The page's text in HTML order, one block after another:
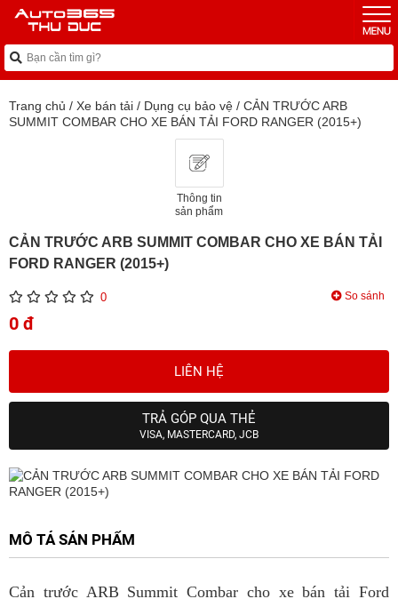
Trang chủ / Xe bán tải / Dụng cụ bảo vệ / CẢN TRƯỚC ARB
SUMMIT COMBAR CHO XE BÁN TẢI FORD RANGER (2015+)
Thông tin
sản phẩm
CẢN TRƯỚC ARB SUMMIT COMBAR CHO XE BÁN TẢI
FORD RANGER (2015+)
0 So sánh
0 đ
LIÊN HỆ
TRẢ GÓP QUA THẺ
VISA, MASTERCARD, JCB
MÔ TẢ SẢN PHẨM
Cản trước ARB Summit Combar cho xe bán tải Ford